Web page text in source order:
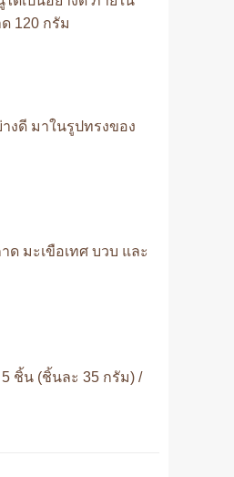
120 กรัม
งดี มาในรูปทรงของ
มะเขือเทศ บวบ และ
ชิ้น (ชิ้นละ 35 กรัม) /